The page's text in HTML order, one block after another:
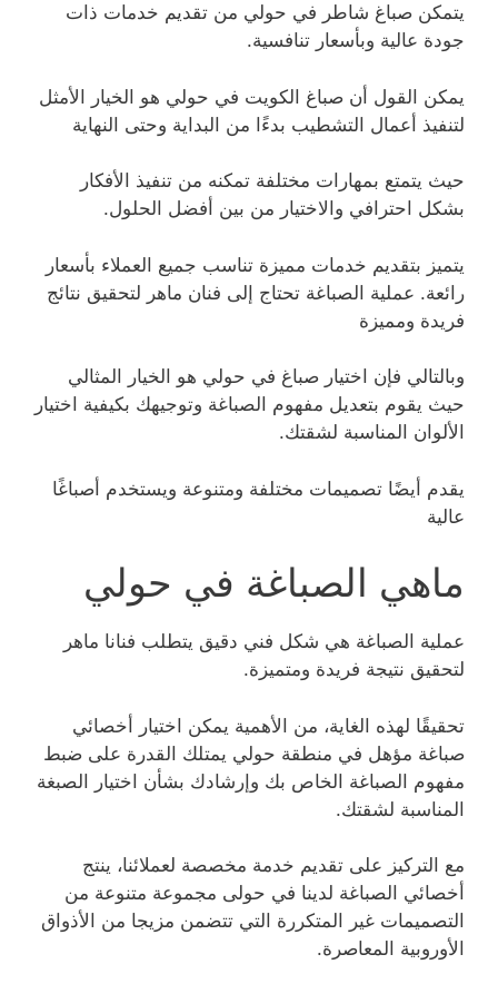
يتمكن صباغ شاطر في حولي من تقديم خدمات ذات
جودة عالية وبأسعار تنافسية.
يمكن القول أن صباغ الكويت في حولي هو الخيار الأمثل
لتنفيذ أعمال التشطيب بدءًا من البداية وحتى النهاية
حيث يتمتع بمهارات مختلفة تمكنه من تنفيذ الأفكار
بشكل احترافي والاختيار من بين أفضل الحلول.
يتميز بتقديم خدمات مميزة تناسب جميع العملاء بأسعار
رائعة. عملية الصباغة تحتاج إلى فنان ماهر لتحقيق نتائج
فريدة ومميزة
وبالتالي فإن اختيار صباغ في حولي هو الخيار المثالي
حيث يقوم بتعديل مفهوم الصباغة وتوجيهك بكيفية اختيار
الألوان المناسبة لشقتك.
يقدم أيضًا تصميمات مختلفة ومتنوعة ويستخدم أصباغًا
عالية
ماهي الصباغة في حولي
عملية الصباغة هي شكل فني دقيق يتطلب فنانا ماهر
لتحقيق نتيجة فريدة ومتميزة.
تحقيقًا لهذه الغاية، من الأهمية يمكن اختيار أخصائي
صباغة مؤهل في منطقة حولي يمتلك القدرة على ضبط
مفهوم الصباغة الخاص بك وإرشادك بشأن اختيار الصبغة
المناسبة لشقتك.
مع التركيز على تقديم خدمة مخصصة لعملائنا، ينتج
أخصائي الصباغة لدينا في حولى مجموعة متنوعة من
التصميمات غير المتكررة التي تتضمن مزيجا من الأذواق
الأوروبية المعاصرة.